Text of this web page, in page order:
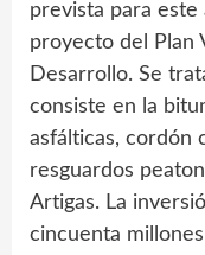
prevista para este
proyecto del Plan
Desarrollo. Se
consiste en la
asfálticas, cordón
resguardos
Artigas. La
cincuenta